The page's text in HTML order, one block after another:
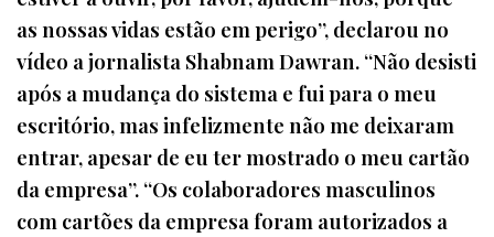
as nossas vidas estão em perigo”, declarou no
vídeo a jornalista Shabnam Dawran. “Não desisti
após a mudança do sistema e fui para o meu
escritório, mas infelizmente não me deixaram
entrar, apesar de eu ter mostrado o meu cartão
da empresa”. “Os colaboradores masculinos
com cartões da empresa foram autorizados a